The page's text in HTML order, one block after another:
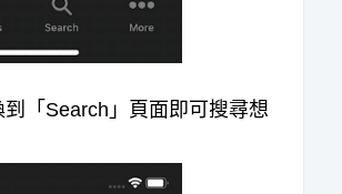
「Search」頁面即可搜尋想